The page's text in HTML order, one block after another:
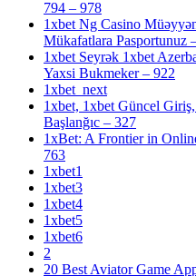
794 – 978
1xbet Ng Casino
Mükafatlara Pasportunuz
1xbet Seyrək 1xbet
Yaxsi Bukmeker – 922
1xbet_next
1xbet, 1xbet Güncel
Başlanğıc – 327
1xBet: A Frontier in
763
1xbet1
1xbet3
1xbet4
1xbet5
1xbet6
2
20 Best Aviator Game